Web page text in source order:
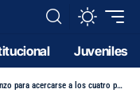
Juveniles
acercarse a los cuatro primeros